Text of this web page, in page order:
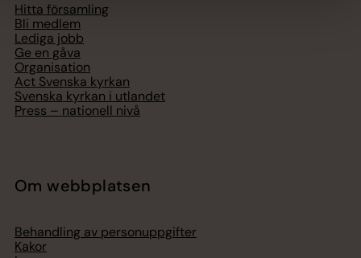
Hitta församling
Bli medlem
Lediga jobb
Ge en gåva
Organisation
Act Svenska kyrkan
Svenska kyrkan i utlandet
Press – nationell nivå
Om webbplatsen
Behandling av personuppgifter
Kakor